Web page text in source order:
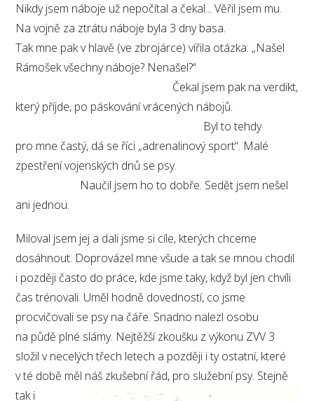
Nikdy jsem náboje už nepočítal a čekal... Věřil jsem mu.
Na vojně za ztrátu náboje byla 3 dny basa.
Tak mne pak v hlavě (ve zbrojárce) vířila otázka: „Našel
Rámošek všechny náboje? Nenašel?“
Čekal jsem pak na verdikt,
který příjde, po páskování vrácených nábojů.
Byl to tehdy
pro mne častý, dá se říci „adrenalinový sport“. Malé
zpestření vojenských dnů se psy.
Naučil jsem ho to dobře. Sedět jsem nešel
ani jednou.
Miloval jsem jej a dali jsme si cíle, kterých chceme
dosáhnout. Doprovázel mne všude a tak se mnou chodil
i později často do práce, kde jsme taky, když byl jen chvíli
čas trénovali. Uměl hodně dovedností, co jsme
procvičovali se psy na čáře. Snadno nalezl osobu
na půdě plné slámy. Nejtěžší zkoušku z výkonu ZVV 3
složil v necelých třech letech a později i ty ostatní, které
v té době měl náš zkušební řád, pro služební psy. Stejně
tak i